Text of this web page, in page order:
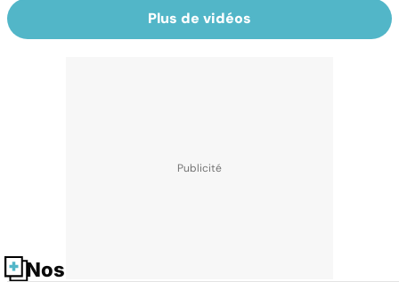
Plus de vidéos
Nos fiches santé